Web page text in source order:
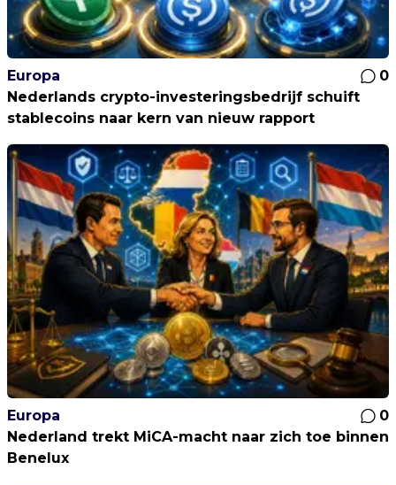
Europa
0
Nederlands crypto-investeringsbedrijf schuift
stablecoins naar kern van nieuw rapport
Europa
0
Nederland trekt MiCA-macht naar zich toe binnen
Benelux